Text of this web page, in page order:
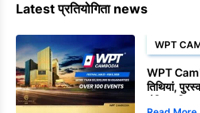
Latest प्रतियोगिता news
WPT
WPT
तिथियां,